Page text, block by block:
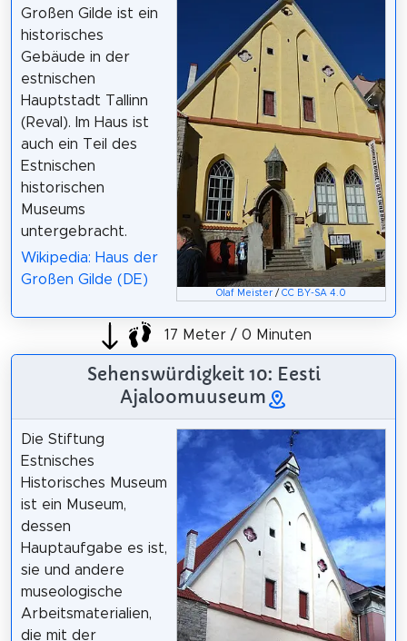
Olaf Meister /CC BY-SA 4.0
Großen Gilde ist ein
historisches
Gebäude in der
estnischen
Hauptstadt Tallinn
(Reval). Im Haus ist
auch ein Teil des
Estnischen
historischen
Museums
untergebracht.
Wikipedia: Haus der
Großen Gilde (DE)
17 Meter / 0 Minuten
Sehenswürdigkeit 10: Eesti
Ajaloomuuseum
Die Stiftung
Estnisches
Historisches Museum
ist ein Museum,
dessen
Hauptaufgabe es ist,
sie und andere
museologische
Arbeitsmaterialien,
die mit der